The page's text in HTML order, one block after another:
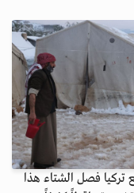
فصل الشتاء هذا